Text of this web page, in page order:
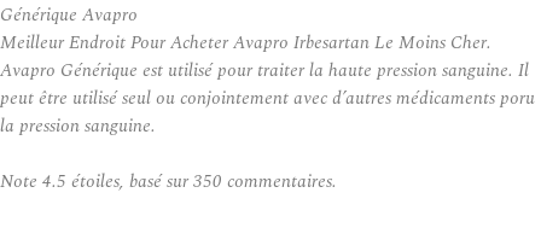
Générique Avapro
Meilleur Endroit Pour Acheter Avapro Irbesartan Le Moins Cher.
Avapro Générique est utilisé pour traiter la haute pression sanguine. Il
peut être utilisé seul ou conjointement avec d’autres médicaments poru
la pression sanguine.
Note 4.5 étoiles, basé sur350 commentaires.